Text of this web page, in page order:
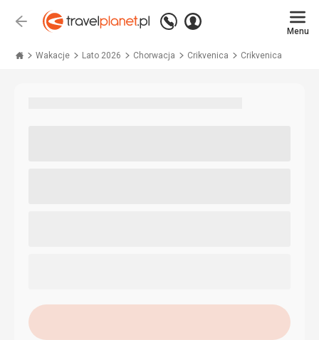
Wstecz
Zadzwoń
+48 71 771 76 55
Zaloguj
Menu
Wakacje Lato 2026 Chorwacja Crikvenica Crikvenica